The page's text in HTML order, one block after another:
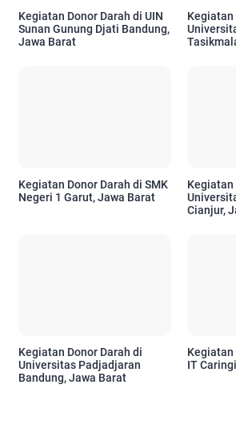
Kegiatan Donor Darah di UIN
Sunan Gunung Djati Bandung,
Jawa Barat
Kegiatan
Kegiatan Donor Darah di SMK
Negeri 1 Garut, Jawa Barat
Kegiatan
Cianjur,
Kegiatan Donor Darah di
Universitas Padjadjaran
Bandung, Jawa Barat
Kegiatan
IT